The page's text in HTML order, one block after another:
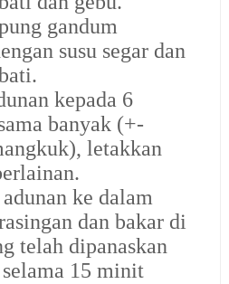
gandum
susu segar dan
kepada 6
banyak (+-
letakkan
ke dalam
dan bakar di
telah dipanaskan
15 minit